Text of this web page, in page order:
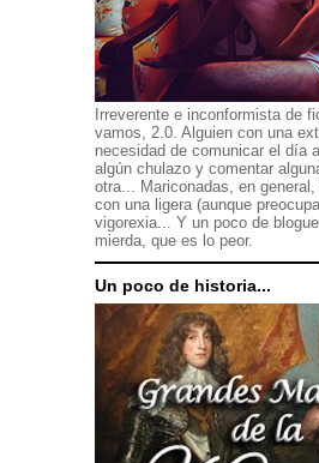
Irreverente e inconformista de
vamos, 2.0. Alguien con una
necesidad de comunicar el día
algún chulazo y comentar
otra... Mariconadas, en general,
con una ligera (aunque
vigorexia... Y un poco de
mierda, que es lo peor.
Un poco de historia...